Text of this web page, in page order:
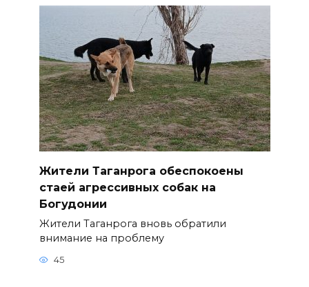
Жители Таганрога обеспокоены
стаей агрессивных собак на
Богудонии
Жители Таганрога вновь обратили
внимание на проблему
45